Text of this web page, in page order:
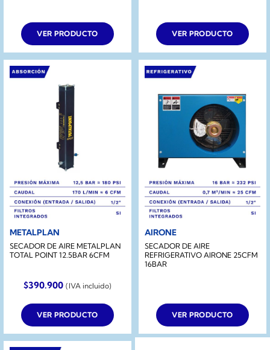
VER PRODUCTO VER PRODUCTO
METALPLAN
SECADOR DE AIRE METALPLAN
TOTAL POINT 12.5BAR 6CFM
$390.900 (IVA incluido)
VER PRODUCTO
AIRONE
SECADOR DE AIRE
REFRIGERATIVO AIRONE 25CFM
16BAR
VER PRODUCTO